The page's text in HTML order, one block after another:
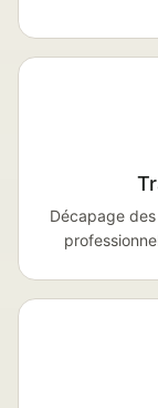
Décapage